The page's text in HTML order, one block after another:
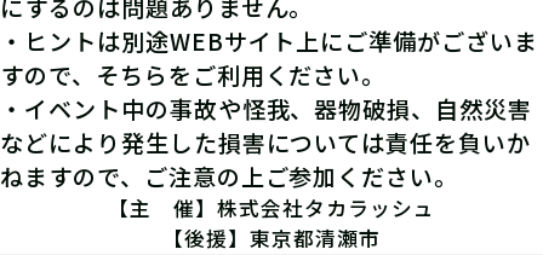
にするのは問題ありません。
・ヒントは別途WEBサイト上にご準備がございま
すので、そちらをご利用ください。
・イベント中の事故や怪我、器物破損、自然災害
などにより発生した損害については責任を負いか
ねますので、ご注意の上ご参加ください。
【主 催】株式会社タカラッシュ
【後援】東京都清瀬市